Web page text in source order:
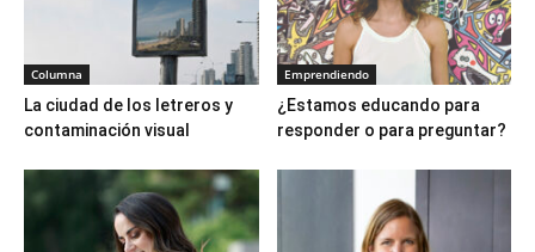
Columna
La ciudad de los letreros y
contaminación visual
Emprendiendo
¿Estamos educando para
responder o para preguntar?